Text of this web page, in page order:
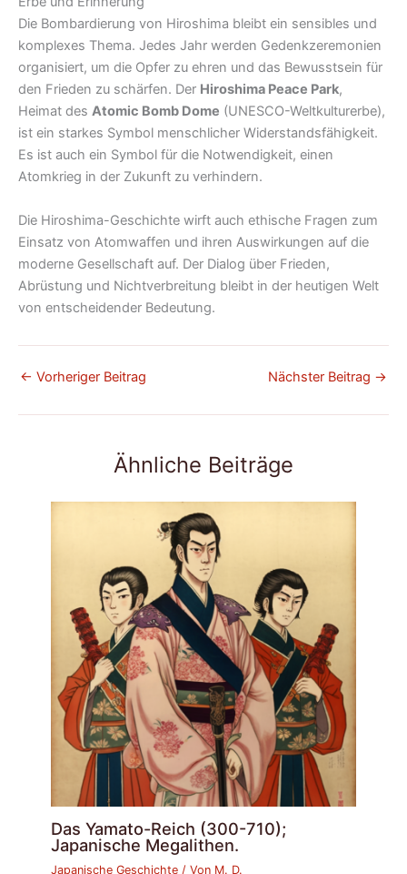
Die Bombardierung von Hiroshima bleibt ein sensibles und
komplexes Thema. Jedes Jahr werden Gedenkzeremonien
organisiert, um die Opfer zu ehren und das Bewusstsein für
den Frieden zu schärfen. Der Hiroshima Peace Park,
Heimat des Atomic Bomb Dome (UNESCO-Weltkulturerbe),
ist ein starkes Symbol menschlicher Widerstandsfähigkeit.
Es ist auch ein Symbol für die Notwendigkeit, einen
Atomkrieg in der Zukunft zu verhindern.
Die Hiroshima-Geschichte wirft auch ethische Fragen zum
Einsatz von Atomwaffen und ihren Auswirkungen auf die
moderne Gesellschaft auf. Der Dialog über Frieden,
Abrüstung und Nichtverbreitung bleibt in der heutigen Welt
von entscheidender Bedeutung.
← Vorheriger Beitrag Nächster Beitrag →
Ähnliche Beiträge
Das Yamato-Reich (300-710);
Japanische Megalithen.
Japanische Geschichte / Von M. D.